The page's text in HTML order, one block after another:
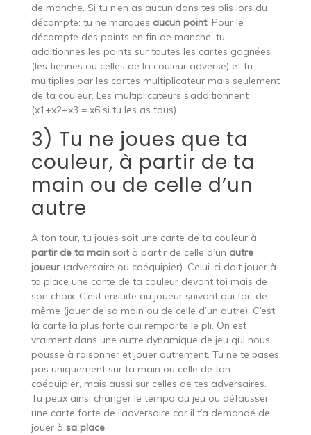
de manche. Si tu n’en as aucun dans tes plis lors du
décompte: tu ne marques aucun point. Pour le
décompte des points en fin de manche: tu
additionnes les points sur toutes les cartes gagnées
(les tiennes ou celles de la couleur adverse) et tu
multiplies par les cartes multiplicateur mais seulement
de ta couleur. Les multiplicateurs s’additionnent
(x1+x2+x3 = x6 si tu les as tous).
3) Tu ne joues que ta
couleur, à partir de ta
main ou de celle d’un
autre
A ton tour, tu joues soit une carte de ta couleur à
partir de ta main soit à partir de celle d’un autre
joueur(adversaire ou coéquipier). Celui-ci doit jouer à
ta place une carte de ta couleur devant toi mais de
son choix. C’est ensuite au joueur suivant qui fait de
même (jouer de sa main ou de celle d’un autre). C’est
la carte la plus forte qui remporte le pli. On est
vraiment dans une autre dynamique de jeu qui nous
pousse à raisonner et jouer autrement. Tu ne te bases
pas uniquement sur ta main ou celle de ton
coéquipier, mais aussi sur celles de tes adversaires.
Tu peux ainsi changer le tempo du jeu ou défausser
une carte forte de l’adversaire car il t’a demandé de
jouer à sa place.